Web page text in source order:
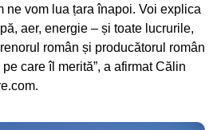
ne vom lua țara înapoi. Voi explica
aer, energie – și toate lucrurile,
român și producătorul român
care îl merită”, a afirmat Călin